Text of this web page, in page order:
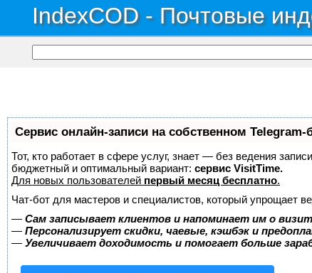
IndexCOD - Почтовые
Сервис онлайн-записи на собственном Telegram-
Тот, кто работает в сфере услуг, знает — без ведения
бюджетный и оптимальный вариант: сервис VisitTime.
Для новых пользователей первый месяц бесплатно.
Чат-бот для мастеров и специалистов, который упрощает
— Сам записывает клиентов и напоминает им о
— Персонализирует скидки, чаевые, кэшбэк и
— Увеличивает доходимость и помогает больше